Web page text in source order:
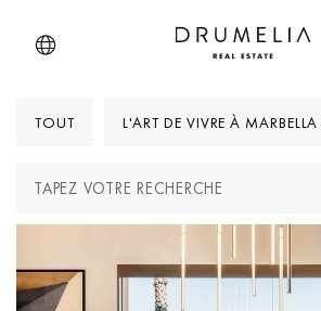
TOUT L'ART DE VIVRE À MARBELLA